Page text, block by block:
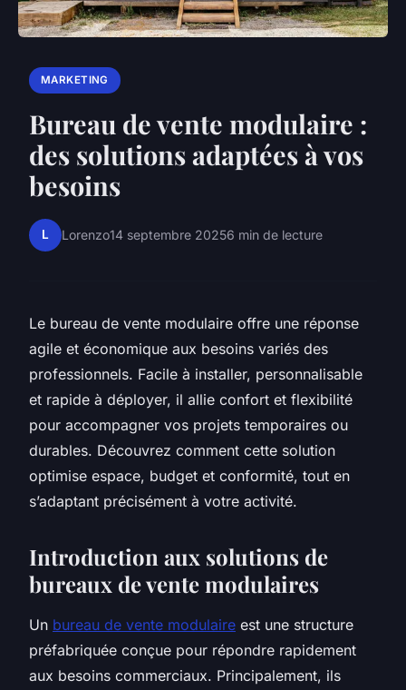
MARKETING
Bureau de vente modulaire :
des solutions adaptées à vos
besoins
L Lorenzo14 septembre 20256 min de lecture
Le bureau de vente modulaire offre une réponse
agile et économique aux besoins variés des
professionnels. Facile à installer, personnalisable
et rapide à déployer, il allie confort et flexibilité
pour accompagner vos projets temporaires ou
durables. Découvrez comment cette solution
optimise espace, budget et conformité, tout en
s’adaptant précisément à votre activité.
Introduction aux solutions de
bureaux de vente modulaires
Un bureau de vente modulaire est une structure
préfabriquée conçue pour répondre rapidement
aux besoins commerciaux. Principalement, ils